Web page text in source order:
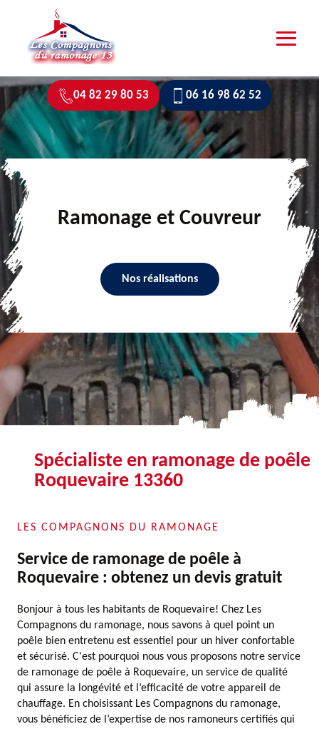
04 82 29 80 53 06 16 98 62 52
Ramonage et Couvreur
Nos réalisations
Spécialiste en ramonage de poêle
Roquevaire 13360
LES COMPAGNONS DU RAMONAGE
Service de ramonage de poêle à
Roquevaire : obtenez un devis gratuit
Bonjour à tous les habitants de Roquevaire! Chez Les
Compagnons du ramonage, nous savons à quel point un
poêle bien entretenu est essentiel pour un hiver confortable
et sécurisé. C'est pourquoi nous vous proposons notre service
de ramonage de poêle à Roquevaire, un service de qualité
qui assure la longévité et l’efficacité de votre appareil de
chauffage. En choisissant Les Compagnons du ramonage,
vous bénéficiez de l’expertise de nos ramoneurs certifiés qui